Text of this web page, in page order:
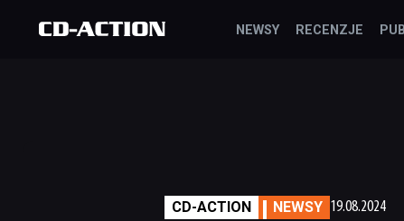
NEWSY RECENZJE
CD-ACTION NEWSY 19.08.2024